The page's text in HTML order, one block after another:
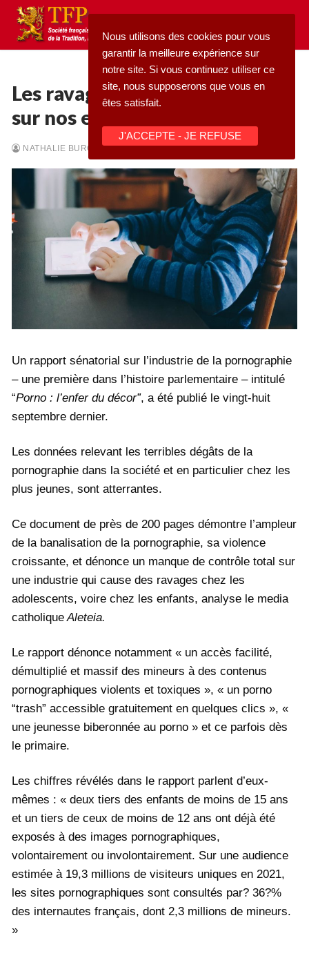
Aller
contenu
Rechercher
Accueil
Pétition
Qu’est-ce que la TFP
Médiathèque
Les ravages de la pornographie
sur nos enfants
NATHALIE BURCKHARDT - 21/11/2022 - ACTUALITÉS
Un rapport sénatorial sur l’industrie de la pornographie
– une première dans l’histoire parlementaire – intitulé
“Porno : l’enfer du décor”, a été publié le vingt-huit
septembre dernier.
Les données relevant les terribles dégâts de la
pornographie dans la société et en particulier chez les
plus jeunes, sont atterrantes.
Ce document de près de 200 pages démontre l’ampleur
de la banalisation de la pornographie, sa violence
croissante, et dénonce un manque de contrôle total sur
une industrie qui cause des ravages chez les
adolescents, voire chez les enfants, analyse le media
catholiqueAleteia.
Le rapport dénonce notamment « un accès facilité,
démultiplié et massif des mineurs à des contenus
pornographiques violents et toxiques », « un porno
“trash” accessible gratuitement en quelques clics », «
une jeunesse biberonnée au porno » et ce parfois dès
le primaire.
Les chiffres révélés dans le rapport parlent d’eux-
mêmes : « deux tiers des enfants de moins de 15 ans
et un tiers de ceux de moins de 12 ans ont déjà été
exposés à des images pornographiques,
volontairement ou involontairement. Sur une audience
estimée à 19,3 millions de visiteurs uniques en 2021,
les sites pornographiques sont consultés par? 36?%
des internautes français, dont 2,3 millions de mineurs.
»
Nous utilisons des cookies pour vous
garantir la meilleure expérience sur
notre site. Si vous continuez utiliser ce
site, nous supposerons que vous en
êtes satisfait.
J'ACCEPTE - JE REFUSE